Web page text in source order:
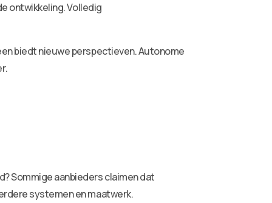
ontwikkeling. Volledig
biedt nieuwe perspectieven. Autonome
Sommige aanbieders claimen dat
systemen en maatwerk.